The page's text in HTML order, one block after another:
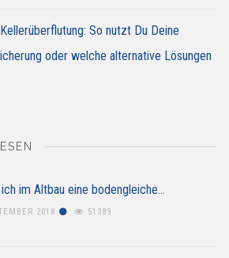
So nutzt Du Deine
oder welche alternative Lösungen
ich im Altbau eine bodengleiche…
2018 51389